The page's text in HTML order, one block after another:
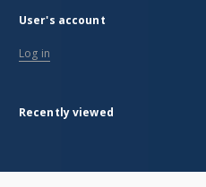
User's account
Log in
Recently viewed